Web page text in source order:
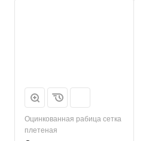
Оцинкованная рабица сетка
плетеная